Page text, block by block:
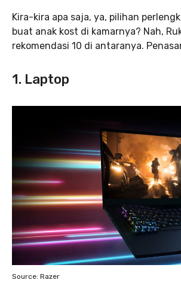
Kira-kira apa saja, ya, pilihan
buat anak kost di kamarnya? Nah,
rekomendasi 10 di antaranya.
1. Laptop
Source: Razer